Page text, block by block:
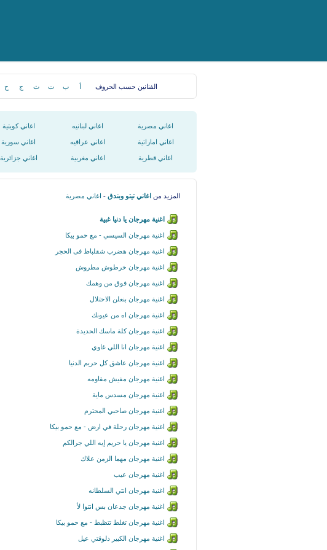
الفنانين حسب الحروف أ ب ت ث ج ح
اغاني مصرية اغاني لبنانيه اغاني كويتية
اغاني اماراتية اغاني عراقيه اغاني سورية
اغاني قطرية اغاني مغربية اغاني جزائرية
المزيد من اغاني تيتو وبندق - اغاني مصرية
اغنية مهرجان يا دنيا غبية
اغنية مهرجان السيسي - مع حمو بيكا
اغنية مهرجان هضرب شقلباظ فى الحجر
اغنية مهرجان خرطوش مطروش
اغنية مهرجان فوق من وهمك
اغنية مهرجان بنعلن الاحتلال
اغنية مهرجان اه من عيونك
اغنية مهرجان كلة ماسك الحديدة
اغنية مهرجان انا اللي غاوي
اغنية مهرجان عاشق كل حريم الدنيا
اغنية مهرجان مفيش مقاومه
اغنية مهرجان مسدس ماية
اغنية مهرجان صاحبي المحترم
اغنية مهرجان رحلة في ارض - مع حمو بيكا
اغنية مهرجان يا حريم إيه اللي جرالكم
اغنية مهرجان مهما الزمن علاك
اغنية مهرجان عيب
اغنية مهرجان انتي السلطانه
اغنية مهرجان جدعان بس انتوا لأ
اغنية مهرجان تغلط تتظبط - مع حمو بيكا
اغنية مهرجان الكبير دلوقتي عيل